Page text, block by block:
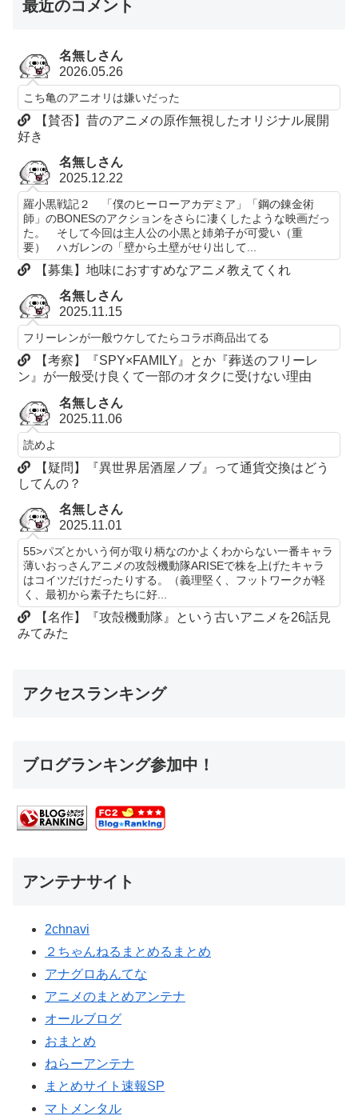
最近のコメント
名無しさん
2026.05.26
こち亀のアニオリは嫌いだった
【賛否】昔のアニメの原作無視したオリジナル展開
好き
名無しさん
2025.12.22
羅小黒戦記２ 「僕のヒーローアカデミア」「鋼の錬金術
師」のBONESのアクションをさらに凄くしたような映画だっ
た。 そして今回は主人公の小黒と姉弟子が可愛い（重
要） ハガレンの「壁から土壁がせり出して...
【募集】地味におすすめなアニメ教えてくれ
名無しさん
2025.11.15
フリーレンが一般ウケしてたらコラボ商品出てる
【考察】『SPY×FAMILY』とか『葬送のフリーレ
ン』が一般受け良くて一部のオタクに受けない理由
名無しさん
2025.11.06
読めよ
【疑問】『異世界居酒屋ノブ』って通貨交換はどう
してんの？
名無しさん
2025.11.01
55>パズとかいう何が取り柄なのかよくわからない一番キャラ
薄いおっさんアニメの攻殻機動隊ARISEで株を上げたキャラ
はコイツだけだったりする。（義理堅く、フットワークが軽
く、最初から素子たちに好...
【名作】『攻殻機動隊』という古いアニメを26話見
みてみた
アクセスランキング
ブログランキング参加中！
アンテナサイト
2chnavi
２ちゃんねるまとめるまとめ
アナグロあんてな
アニメのまとめアンテナ
オールブログ
おまとめ
ねらーアンテナ
まとめサイト速報SP
マトメンタル